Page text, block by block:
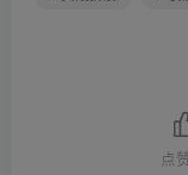
点